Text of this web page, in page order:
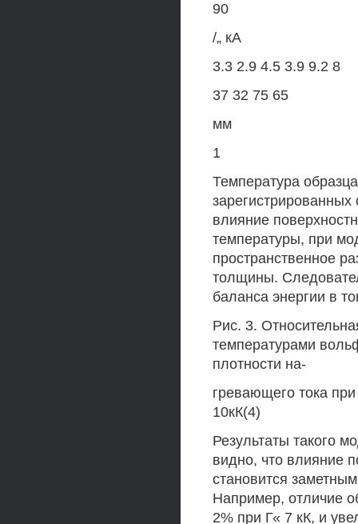
90
/„ кА
3.3 2.9 4.5 3.9 9.2 8
37 32 75 65
мм
1
Температура
влияние
температуры, при
пространственное
толщины.
баланса энергии в
Рис. 3.
температурами
плотности на-
гревающего тока
10кК(4)
Результаты такого
видно, что влияние
становится
Например, отличие
2% при Г« 7 кК, и